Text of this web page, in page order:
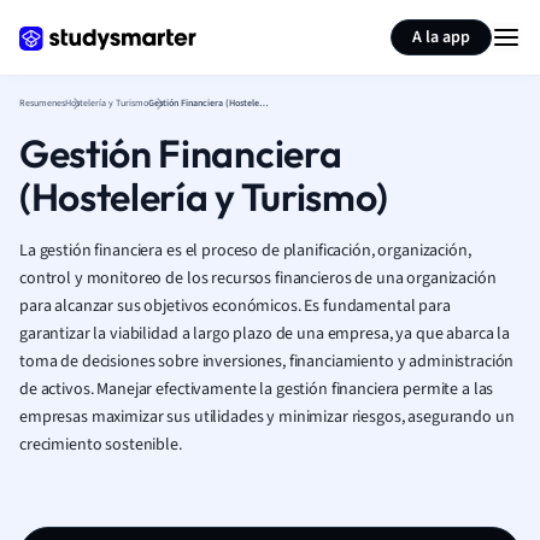
A la app
ResumenesHostelería y Turismo Gestión Financiera (Hostelería y Turismo)
Gestión Financiera
(Hostelería y Turismo)
La gestión financiera es el proceso de planificación, organización,
control y monitoreo de los recursos financieros de una organización
para alcanzar sus objetivos económicos. Es fundamental para
garantizar la viabilidad a largo plazo de una empresa, ya que abarca la
toma de decisiones sobre inversiones, financiamiento y administración
de activos. Manejar efectivamente la gestión financiera permite a las
empresas maximizar sus utilidades y minimizar riesgos, asegurando un
crecimiento sostenible.
Resumir página